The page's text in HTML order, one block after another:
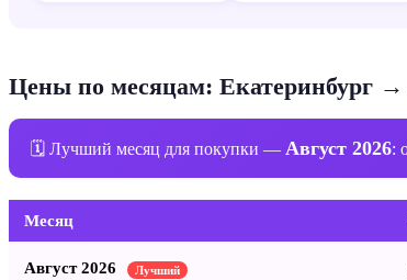
Цены по месяцам: Екатеринбург
🗓 Лучший месяц для покупки — Август 2026:
Месяц
Август 2026 Лучший